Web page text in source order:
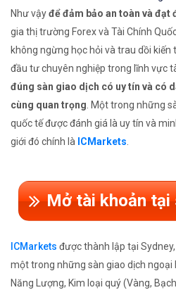
Như vậyđể đảm bảo an toàn và đạt
gia thị trường Forex và Tài Chính
không ngừng học hỏi và trau dồi
đầu tư chuyên nghiệp trong lĩnh vực
đúng sàn giao dịch có uy tín và có
cùng quan trọng. Một trong những
quốc tế được đánh giá là uy tín và
giới đó chính là ICMarkets.
Mở tài khoản tại
ICMarkets được thành lập tại
một trong những sàn giao dịch ngoại
Năng Lượng, Kim loại quý (Vàng,